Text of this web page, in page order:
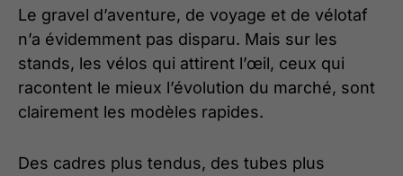
Le gravel d’aventure, de voyage et de vélotaf
n’a évidemment pas disparu. Mais sur les
stands, les vélos qui attirent l’œil, ceux qui
racontent le mieux l’évolution du marché, sont
clairement les modèles rapides.
Des cadres plus tendus, des tubes plus